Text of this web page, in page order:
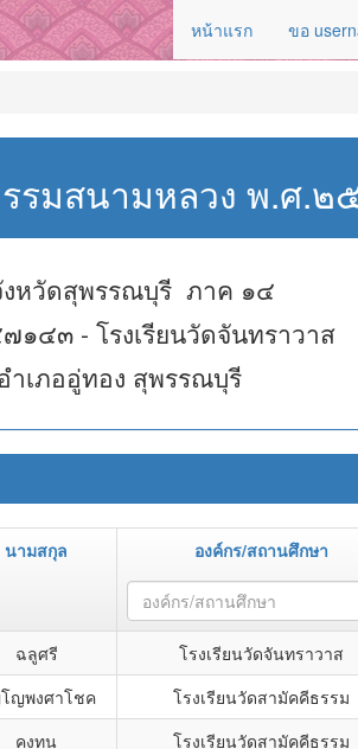
หน้าแรก ขอ
รมสนามหลวง พ.ศ.๒
หวัดสุพรรณบุรี ภาค ๑๔
๑๔๓ - โรงเรียนวัดจันทราวาส
ำเภออู่ทอง สุพรรณบุรี
นามสกุล องค์กร/สถานศึกษา
องค์กร/สถานศึกษา
ฉลูศรี โรงเรียนวัดจันทราวาส
ญพงศาโชค โรงเรียนวัดสามัคคีธรรม
คงทน โรงเรียนวัดสามัคคีธรรม